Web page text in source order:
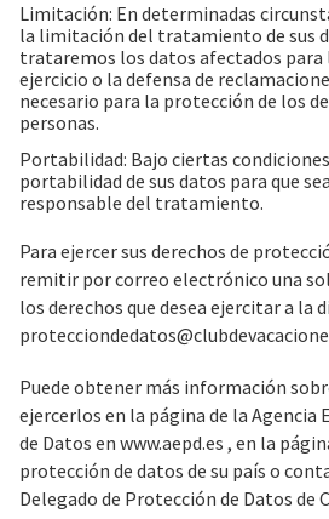
Limitación: En determinadas
la limitación del tratamiento de sus
trataremos los datos afectados
ejercicio o la defensa de
necesario para la protección de los
personas.
Portabilidad: Bajo ciertas
portabilidad de sus datos para que
responsable del tratamiento.
Para ejercer sus derechos de
remitir por correo electrónico una
los derechos que desea ejercitar a la
Puede obtener más información
ejercerlos en la página de la Agencia
de Datos en www.aepd.es , en la
protección de datos de su país o
Delegado de Protección de Datos de